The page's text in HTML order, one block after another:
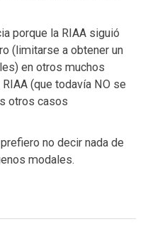
porque la RIAA siguió
(limitarse a obtener un
en otros muchos
(que todavía NO se
otros casos
no decir nada de
modales.